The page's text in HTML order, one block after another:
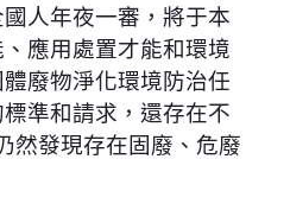
人年夜一審，將于本
應用處置才能和環境
廢物淨化環境防治任
準和請求，還存在不
然發現存在固廢、危廢